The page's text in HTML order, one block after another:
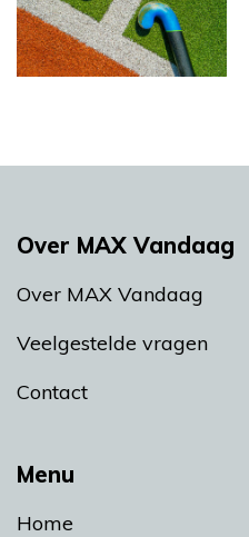
Menu
Home
Over MAX Vandaag
Over MAX Vandaag
Veelgestelde vragen
Contact